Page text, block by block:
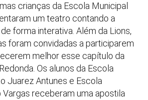
crianças da Escola Municipal
um teatro contando a
forma interativa. Além da Lions,
foram convidadas a participarem
melhor esse capítulo da
Os alunos da Escola
Juarez Antunes e Escola
Vargas receberam uma apostila